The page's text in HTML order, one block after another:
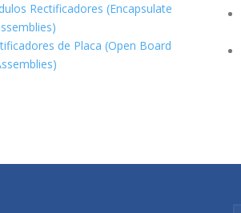
Rectificadores (Encapsulate
de Placa (Open Board